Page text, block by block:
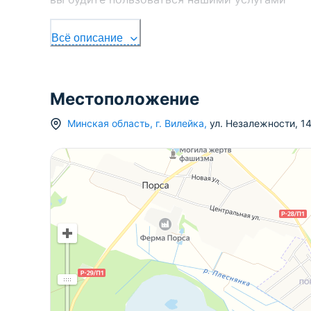
Всё описание
Местоположение
Минская область, г. Вилейка, ул. Незалежности, 14